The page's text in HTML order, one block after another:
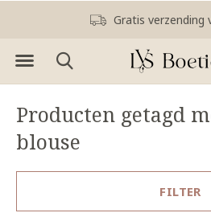
Gratis verzending
Producten getagd
blouse
FILTER